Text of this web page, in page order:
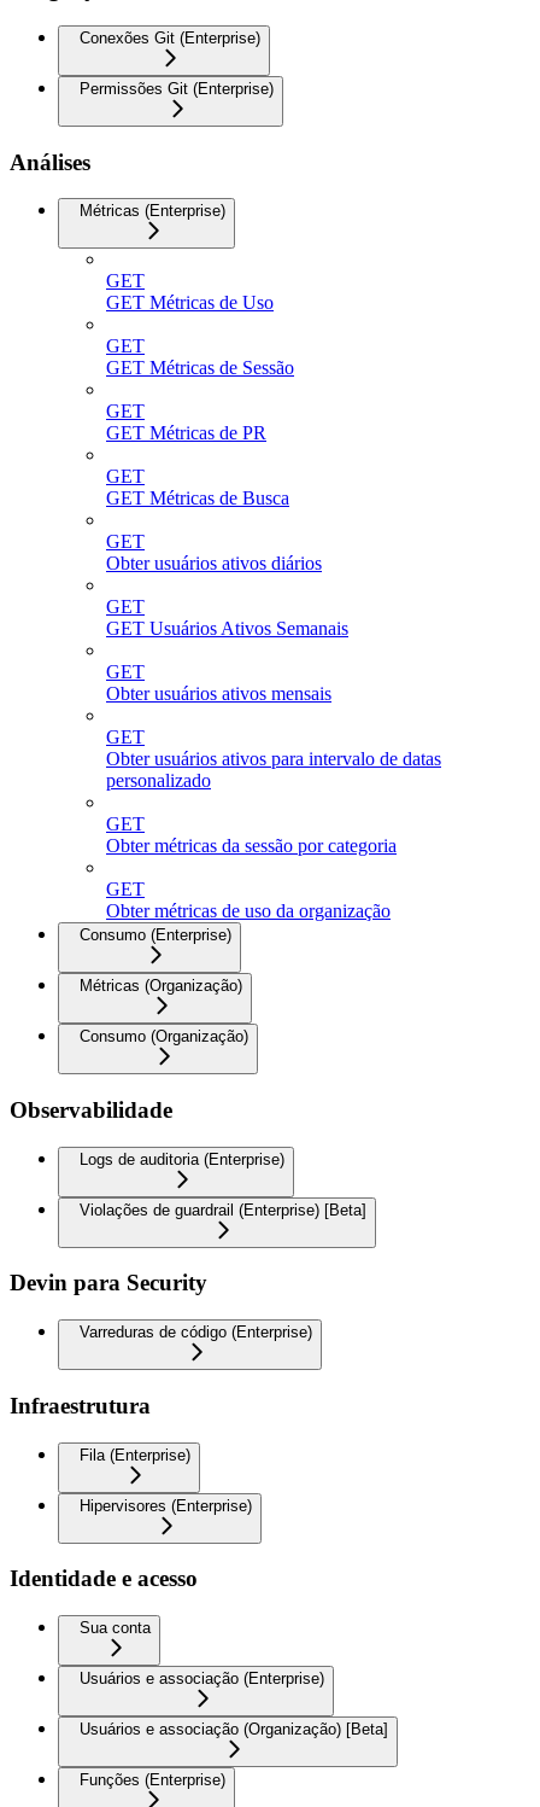
Conexões Git (Enterprise)
Permissões Git (Enterprise)
Análises
Métricas (Enterprise)
GET
GET Métricas de Uso
GET
GET Métricas de Sessão
GET
GET Métricas de PR
GET
GET Métricas de Busca
GET
Obter usuários ativos diários
GET
GET Usuários Ativos Semanais
GET
Obter usuários ativos mensais
GET
Obter usuários ativos para intervalo de datas
personalizado
GET
Obter métricas da sessão por categoria
GET
Obter métricas de uso da organização
Consumo (Enterprise)
Métricas (Organização)
Consumo (Organização)
Observabilidade
Logs de auditoria (Enterprise)
Violações de guardrail (Enterprise) [Beta]
Devin para Security
Varreduras de código (Enterprise)
Infraestrutura
Fila (Enterprise)
Hipervisores (Enterprise)
Identidade e acesso
Sua conta
Usuários e associação (Enterprise)
Usuários e associação (Organização) [Beta]
Funções (Enterprise)